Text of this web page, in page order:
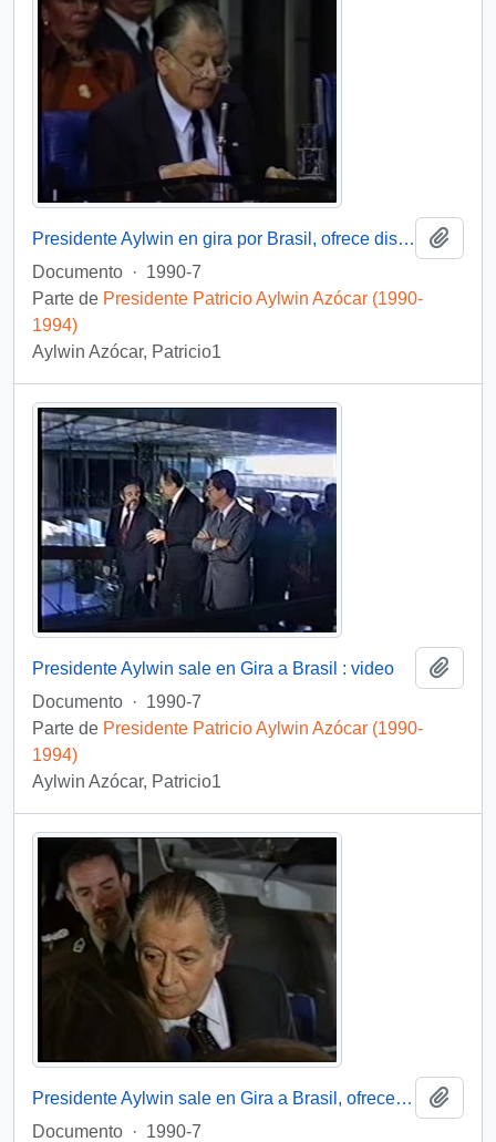
Presidente Aylwin en gira por Brasil, ofrece discurso : video
Documento · 1990-7
Parte de Presidente Patricio Aylwin Azócar (1990-
1994)
Aylwin Azócar, Patricio1
Presidente Aylwin sale en Gira a Brasil : video
Documento · 1990-7
Parte de Presidente Patricio Aylwin Azócar (1990-
1994)
Aylwin Azócar, Patricio1
Presidente Aylwin sale en Gira a Brasil, ofrece entrevista : video
Documento · 1990-7